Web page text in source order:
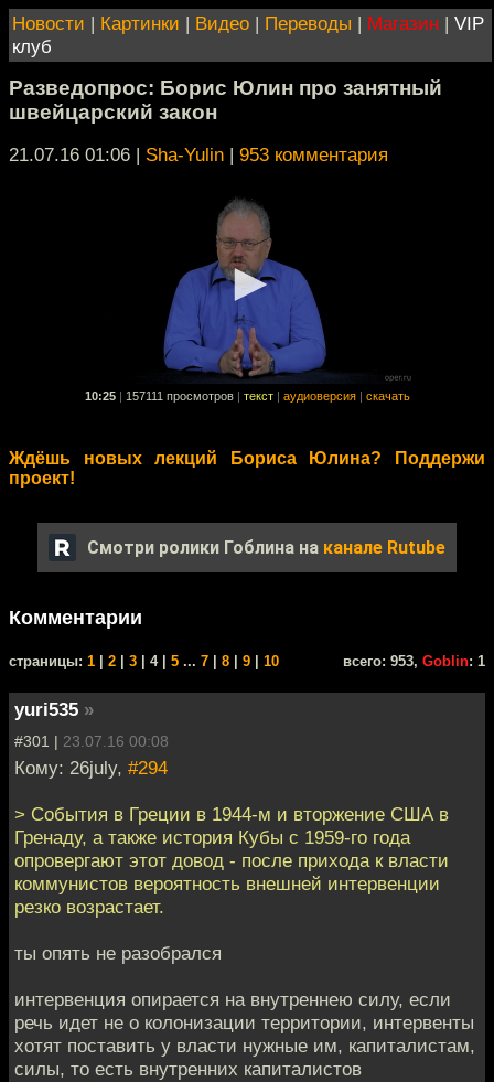
Новости | Картинки | Видео | Переводы | Магазин | VIP
клуб
Разведопрос: Борис Юлин про занятный
швейцарский закон
21.07.16 01:06 | Sha-Yulin | 953 комментария
10:25 157111 просмотров текст аудиоверсия скачать
Ждёшь новых лекций Бориса Юлина? Поддержи
проект!
Смотри ролики Гоблина на канале Rutube
Комментарии
cтраницы: 1 2 3 | 4 | 5 ... 7 8 9 10 всего: 953, Goblin: 1
yuri535 »
#301 | 23.07.16 00:08
Кому: 26july, #294
> События в Греции в 1944-м и вторжение США в
Гренаду, а также история Кубы с 1959-го года
опровергают этот довод - после прихода к власти
коммунистов вероятность внешней интервенции
резко возрастает.
ты опять не разобрался
интервенция опирается на внутреннею силу, если
речь идет не о колонизации территории, интервенты
хотят поставить у власти нужные им, капиталистам,
силы, то есть внутренних капиталистов